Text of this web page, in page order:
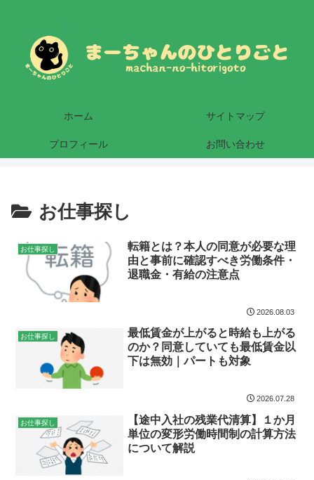
ホーム サイトマップ
プロフィール お問い合わせ
お仕事探し
お仕事探し
転籍とは？本人の同意が必要な理
由と事前に確認すべき労働条件・
退職金・有給の注意点
2026.08.03
お仕事探し
最低賃金が上がると時給も上がる
のか？同意していても最低賃金以
下は無効｜パートも対象
2026.07.28
お仕事探し
【途中入社の残業代清算】１か月
単位の変形労働時間制の計算方法
について解説